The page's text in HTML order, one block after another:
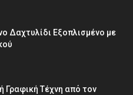
Δαχτυλίδι Εξοπλισμένο με
Γραφική Τέχνη από τον